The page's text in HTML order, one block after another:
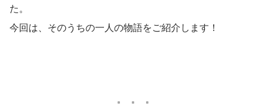
た。
今回は、そのうちの一人の物語をご紹介します！